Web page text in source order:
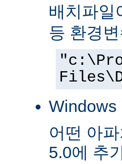
배치파일
등 환경
Windows
어떤 아
5.0에 추